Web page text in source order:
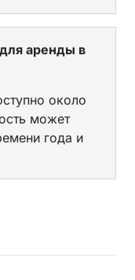
аренды в
около
может
года и